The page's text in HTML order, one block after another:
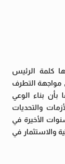
كلمة الرئيس
مواجهة التطرف
بأن بناء الوعي
والتحديات
الأخيرة في
والاستثمار في